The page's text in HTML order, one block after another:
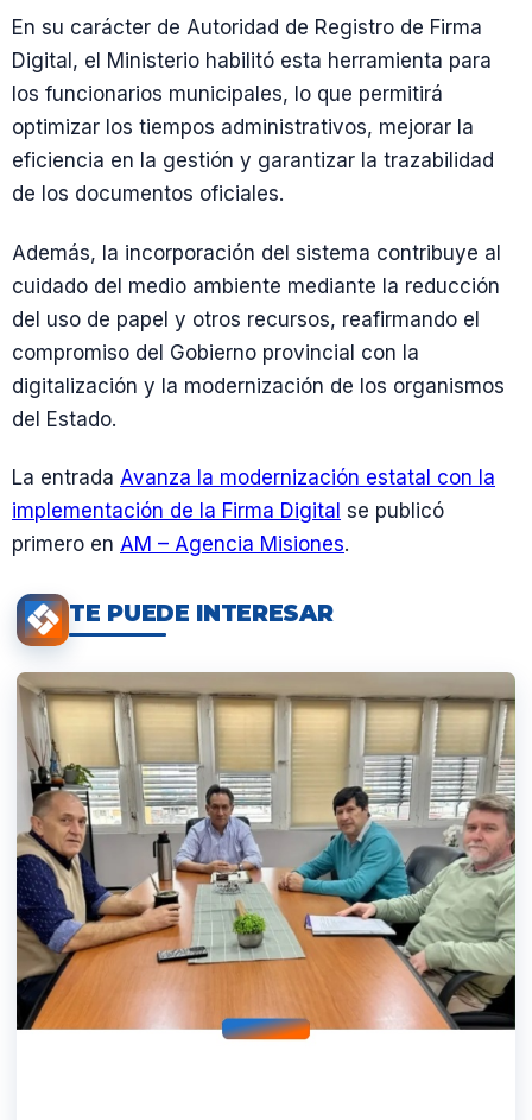
En su carácter de Autoridad de Registro de Firma
Digital, el Ministerio habilitó esta herramienta para
los funcionarios municipales, lo que permitirá
optimizar los tiempos administrativos, mejorar la
eficiencia en la gestión y garantizar la trazabilidad
de los documentos oficiales.
Además, la incorporación del sistema contribuye al
cuidado del medio ambiente mediante la reducción
del uso de papel y otros recursos, reafirmando el
compromiso del Gobierno provincial con la
digitalización y la modernización de los organismos
del Estado.
La entrada Avanza la modernización estatal con la
implementación de la Firma Digital se publicó
primero en AM – Agencia Misiones.
TE PUEDE INTERESAR